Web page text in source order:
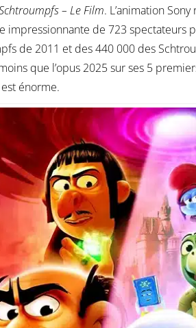
– Le Film. L’animation
impressionnante de 723
de 2011 et des 440 000 des
que l’opus 2025 sur ses 5
énorme.